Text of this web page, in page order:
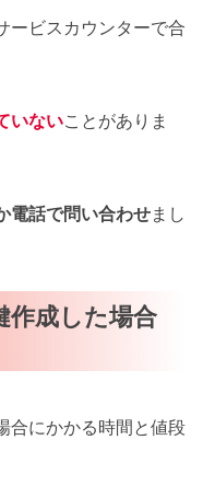
ービスカウンターで合
いないことがありま
電話で問い合わせまし
作成した場合
合にかかる時間と値段